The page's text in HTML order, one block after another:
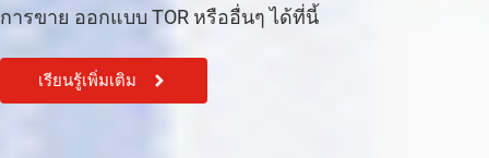
การขาย ออกแบบ TOR หรืออื่นๆ ได้ที่นี้
เรียนรู้เพิ่มเติม